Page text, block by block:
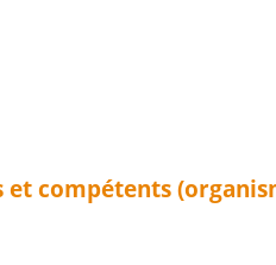
compétents